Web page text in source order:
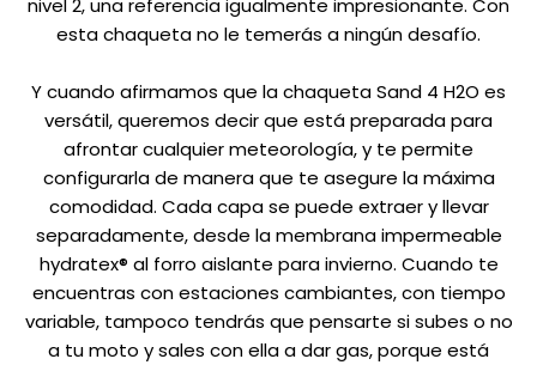
esta chaqueta no le temerás a ningún desafío.
Y cuando afirmamos que la chaqueta Sand 4 H2O es
versátil, queremos decir que está preparada para
afrontar cualquier meteorología, y te permite
configurarla de manera que te asegure la máxima
comodidad. Cada capa se puede extraer y llevar
separadamente, desde la membrana impermeable
hydratex® al forro aislante para invierno. Cuando te
encuentras con estaciones cambiantes, con tiempo
variable, tampoco tendrás que pensarte si subes o no
a tu moto y sales con ella a dar gas, porque está